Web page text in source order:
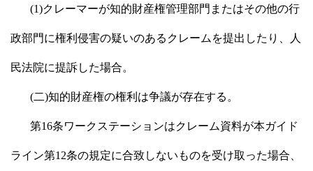
(1)クレーマーが知的財産権管理部門またはその他の行
政部門に権利侵害の疑いのあるクレームを提出したり、人
民法院に提訴した場合。
(二)知的財産権の権利は争議が存在する。
第16条ワークステーションはクレーム資料が本ガイド
ライン第12条の規定に合致しないものを受け取った場合、